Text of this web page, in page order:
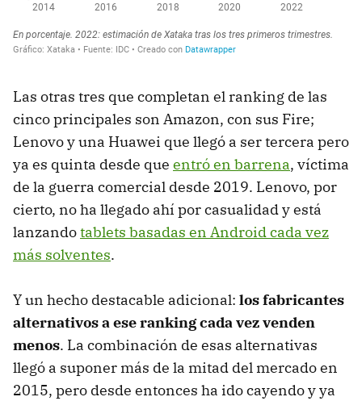
Las otras tres que completan el ranking de las
cinco principales son Amazon, con sus Fire;
Lenovo y una Huawei que llegó a ser tercera pero
ya es quinta desde que entró en barrena, víctima
de la guerra comercial desde 2019. Lenovo, por
cierto, no ha llegado ahí por casualidad y está
lanzandotablets basadas en Android cada vez
más solventes.
Y un hecho destacable adicional: los fabricantes
alternativos a ese ranking cada vez venden
menos. La combinación de esas alternativas
llegó a suponer más de la mitad del mercado en
2015, pero desde entonces ha ido cayendo y ya